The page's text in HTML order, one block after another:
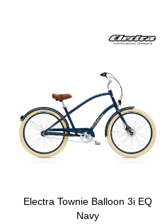
Electra Townie Balloon 3i EQ
Navy